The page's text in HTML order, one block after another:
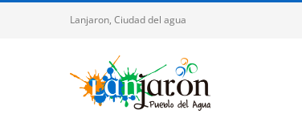
Lanjaron, Ciudad del agua